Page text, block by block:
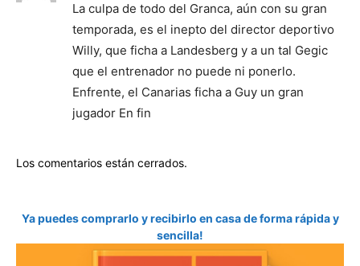
La culpa de todo del Granca, aún con su gran
temporada, es el inepto del director deportivo
Willy, que ficha a Landesberg y a un tal Gegic
que el entrenador no puede ni ponerlo.
Enfrente, el Canarias ficha a Guy un gran
jugador En fin
Los comentarios están cerrados.
Ya puedes comprarlo y recibirlo en casa de forma rápida y
sencilla!